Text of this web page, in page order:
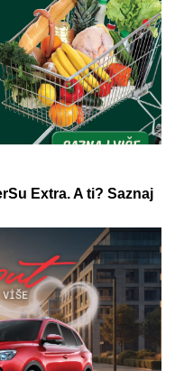
Extra. A ti? Saznaj